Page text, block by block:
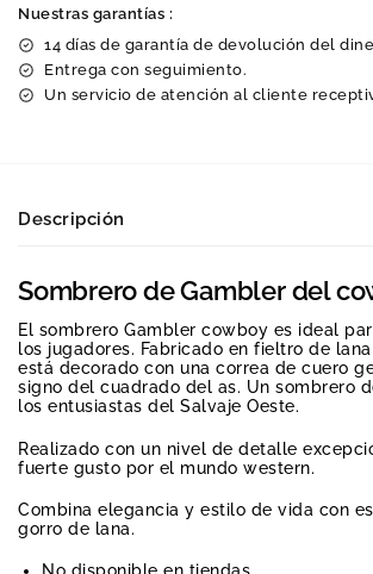
Nuestras garantías :
14 días de garantía de devolución del
Entrega con seguimiento.
Un servicio de atención al cliente
Descripción
Sombrero de Gambler del
El sombrero Gambler cowboy es ideal
los jugadores. Fabricado en fieltro de
está decorado con una correa de cuero
signo del cuadrado del as. Un sombrero
los entusiastas del Salvaje Oeste.
Realizado con un nivel de detalle
fuerte gusto por el mundo western.
Combina elegancia y estilo de vida con
gorro de lana.